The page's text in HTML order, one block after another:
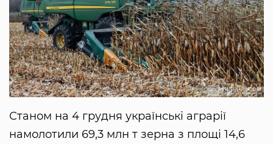
Станом на 4 грудня українські аграрії
намолотили 69,3 млн т зерна з площі 14,6